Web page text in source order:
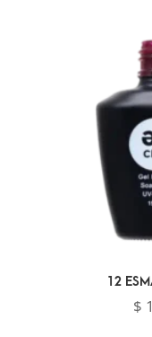
12
$